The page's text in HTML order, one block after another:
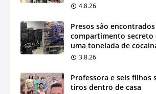
4.8.26
Presos são
compartimento secreto
uma tonelada de
3.8.26
Professora e seis filhos
tiros dentro de casa